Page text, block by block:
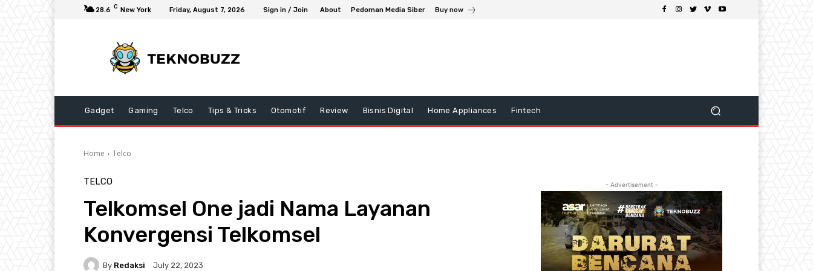
28.6 C New York Friday, August 7, 2026 Sign in / Join About Pedoman Media Siber Buy now
Gadget Gaming Telco Tips & Tricks Otomotif Review Bisnis Digital Home Appliances Fintech
Home Telco
TELCO
Telkomsel One jadi Nama Layanan
Konvergensi Telkomsel
By Redaksi July 22, 2023
- Advertisement -